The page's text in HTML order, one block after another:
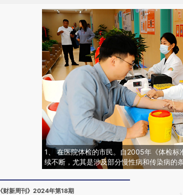
1、 在医院体检的市民。自2005年《体检标
续不断，尤其是涉及部分慢性病和传染病的条
《财新周刊》2024年第18期